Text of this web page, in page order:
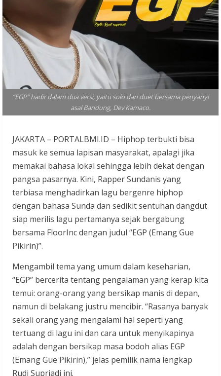
“EGP” hadir dalam dua versi, yaitu solo dan duet bersama penyanyi
asal Bandung, Dev Kamaco.
JAKARTA – PORTALBMI.ID – Hiphop terbukti bisa
masuk ke semua lapisan masyarakat, apalagi jika
memakai bahasa lokal sehingga lebih dekat dengan
pangsa pasarnya. Kini, Rapper Sundanis yang
terbiasa menghadirkan lagu bergenre hiphop
dengan bahasa Sunda dan sedikit sentuhan dangdut
siap merilis lagu pertamanya sejak bergabung
bersama FloorInc dengan judul “EGP (Emang Gue
Pikirin)”.
Mengambil tema yang umum dalam keseharian,
“EGP” bercerita tentang pengalaman yang kerap kita
temui: orang-orang yang bersikap manis di depan,
namun di belakang justru mencibir. “Rasanya banyak
sekali orang yang mengalami hal seperti yang
tertuang di lagu ini dan cara untuk menyikapinya
adalah dengan bersikap masa bodoh alias EGP
(Emang Gue Pikirin),” jelas pemilik nama lengkap
Rudi Supriadi ini.